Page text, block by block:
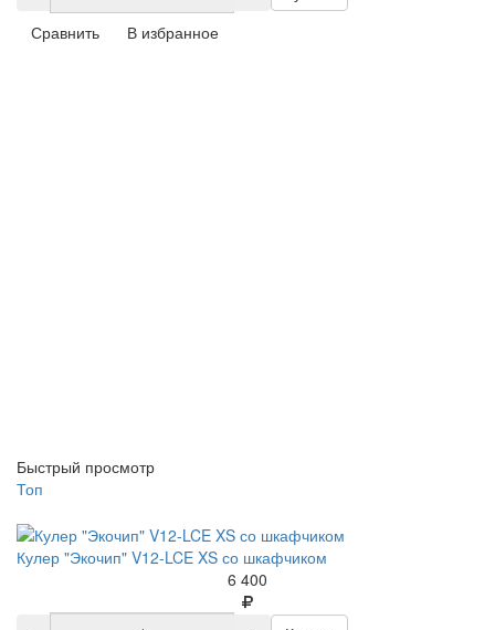
Сравнить
В избранное
Быстрый просмотр
Топ
Кулер "Экочип" V12-LCE XS со шкафчиком
6 400